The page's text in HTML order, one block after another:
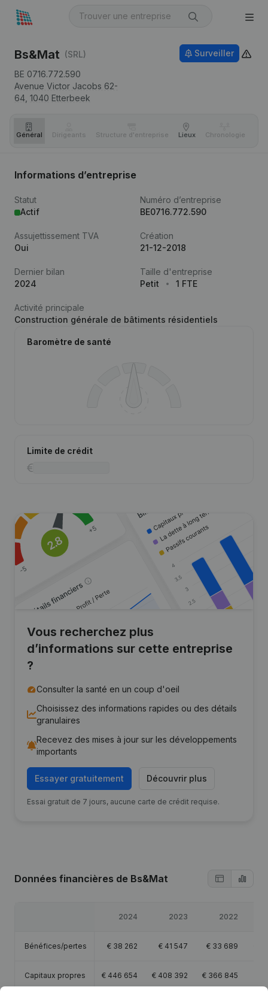
Bs&Mat (SRL)
BE 0716.772.590
Avenue Victor Jacobs 62-
64, 1040 Etterbeek
Surveiller
Général Dirigeants Structure d'entreprise Lieux Chronologie
Informations d’entreprise
Statut
Actif
Numéro d’entreprise
BE0716.772.590
Assujettissement TVA
Oui
Création
21-12-2018
Dernier bilan
2024
Taille d'entreprise
Petit
1 FTE
Activité principale
Construction générale de bâtiments résidentiels
Baromètre de santé
Limite de crédit
Vous recherchez plus
d’informations sur cette entreprise
?
Consulter la santé en un coup d'oeil
Choisissez des informations rapides ou des détails
granulaires
Recevez des mises à jour sur les développements
importants
Essayer gratuitement Découvrir plus
Essai gratuit de 7 jours, aucune carte de crédit requise.
Données financières de Bs&Mat
2024 2023 2022
Bénéfices/pertes € 38 262 € 41 547 € 33 689
Capitaux propres € 446 654 € 408 392 € 366 845